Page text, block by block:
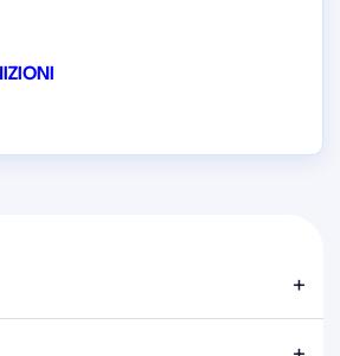
+
singolo pezzo. Il costo effettivo dipende